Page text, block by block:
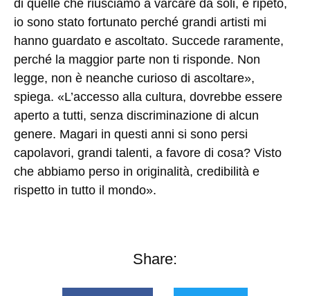
di quelle che riusciamo a varcare da soli, e ripeto,
io sono stato fortunato perché grandi artisti mi
hanno guardato e ascoltato. Succede raramente,
perché la maggior parte non ti risponde. Non
legge, non è neanche curioso di ascoltare»,
spiega. «L’accesso alla cultura, dovrebbe essere
aperto a tutti, senza discriminazione di alcun
genere. Magari in questi anni si sono persi
capolavori, grandi talenti, a favore di cosa? Visto
che abbiamo perso in originalità, credibilità e
rispetto in tutto il mondo».
Share: